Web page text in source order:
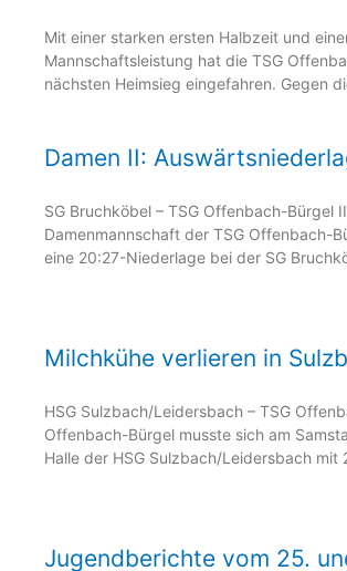
Mit einer starken ersten Halbzeit und
Mannschaftsleistung hat die TSG
nächsten Heimsieg eingefahren. Gegen
Damen II:
SG Bruchköbel – TSG Offenbach-Bürgel
Damenmannschaft der TSG Offenbach-
eine 20:27-Niederlage bei der SG
Milchkühe verlieren in
HSG Sulzbach/Leidersbach – TSG
Offenbach-Bürgel musste sich am
Halle der HSG Sulzbach/Leidersbach
Jugendberichte vom 25.